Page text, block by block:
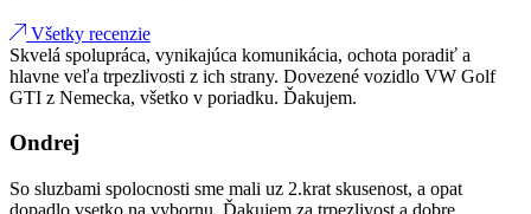
Všetky recenzie
Skvelá spolupráca, vynikajúca komunikácia, ochota poradiť a
hlavne veľa trpezlivosti z ich strany. Dovezené vozidlo VW Golf
GTI z Nemecka, všetko v poriadku. Ďakujem.
Ondrej
So sluzbami spolocnosti sme mali uz 2.krat skusenost, a opat
dopadlo vsetko na vybornu. Ďakujem za trpezlivost a dobre